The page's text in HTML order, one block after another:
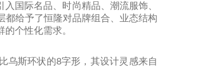
国际名品、时尚精品、潮流服饰、
都给予了恒隆对品牌组合、业态结构
个性化需求。
乌斯环状的8字形，其设计灵感来自